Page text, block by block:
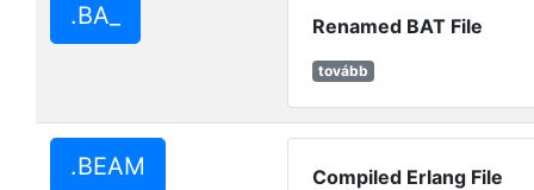
.BA_ Renamed BAT File
tovább
.BEAM Compiled Erlang File